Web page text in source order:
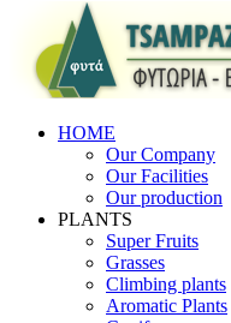
HOME
Our Company
Our Facilities
Our production
PLANTS
Super Fruits
Grasses
Climbing plants
Aromatic Plants